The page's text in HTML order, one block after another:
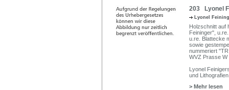
203 Lyonel
Lyonel
Holzschnitt auf
Feininger",
u.re. Blattecke
sowie
nummeriert
WVZ Prasse W
Lyonel
und
> Mehr lesen